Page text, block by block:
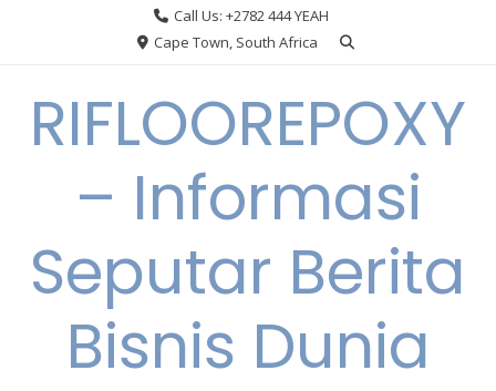
Call Us: +2782 444 YEAH
Cape Town, South Africa
RIFLOOREPOXY
– Informasi
Seputar Berita
Bisnis Dunia